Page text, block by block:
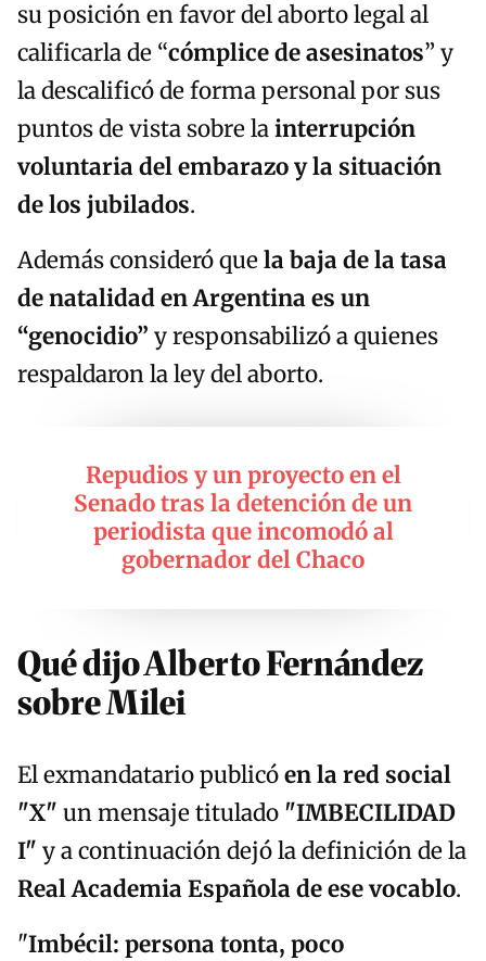
su posición en favor del aborto legal al
calificarla de “cómplice de asesinatos” y
la descalificó de forma personal por sus
puntos de vista sobre lainterrupción
voluntaria del embarazo y la situación
de los jubilados.
Además consideró quela baja de la tasa
de natalidad en Argentina es un
“genocidio” y responsabilizó a quienes
respaldaron la ley del aborto.
Repudios y un proyecto en el
Senado tras la detención de un
periodista que incomodó al
gobernador del Chaco
Qué dijo Alberto Fernández
sobre Milei
El exmandatario publicóen la red social
"X" un mensaje titulado "IMBECILIDAD
I" y a continuación dejó la definición de la
Real Academia Española de ese vocablo.
"Imbécil: persona tonta, poco